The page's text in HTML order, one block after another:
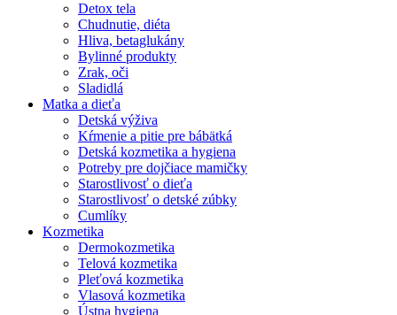
Detox tela
Chudnutie, diéta
Hliva, betaglukány
Bylinné produkty
Zrak, oči
Sladidlá
Matka a dieťa
Detská výživa
Kŕmenie a pitie pre bábätká
Detská kozmetika a hygiena
Potreby pre dojčiace mamičky
Starostlivosť o dieťa
Starostlivosť o detské zúbky
Cumlíky
Kozmetika
Dermokozmetika
Telová kozmetika
Pleťová kozmetika
Vlasová kozmetika
Ústna hygiena